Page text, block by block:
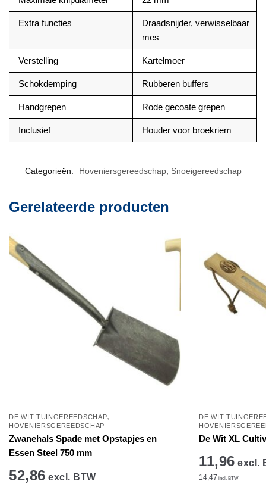
Extra functies
Draadsnijder, verwisselbaar
mes
Verstelling Kartelmoer
Schokdemping Rubberen buffers
Handgrepen Rode gecoate grepen
Inclusief Houder voor broekriem
Categorieën: Hoveniersgereedschap, Snoeigereedschap
Gerelateerde producten
DE WIT TUINGEREEDSCHAP,
HOVENIERSGEREEDSCHAP
Zwanehals Spade met Opstapjes en
Essen Steel 750 mm
52,86 excl. BTW
DE WIT
De Wit XL
11,96 excl.
14,47 incl. BTW